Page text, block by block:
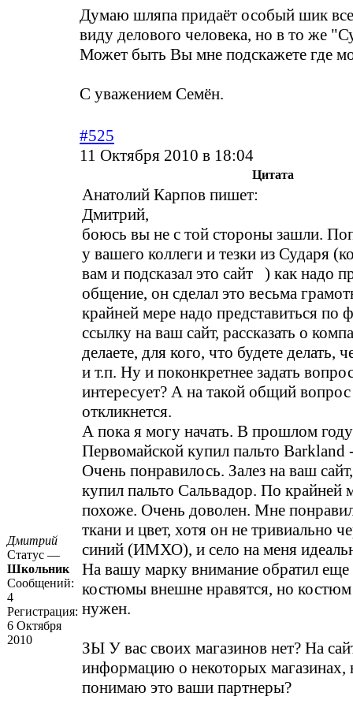
Думаю шляпа придаёт особый шик
виду делового человека, но в то же
Может быть Вы мне подскажете где
С уважением Семён.
Дмитрий
Статус —
Школьник
Сообщений:
4
Регистрация:
6 Октября
2010
#525
11 Октября 2010 в 18:04
Цитата
Анатолий Карпов пишет:
Дмитрий,
боюсь вы не с той стороны зашли.
у вашего коллеги и тезки из Сударя
вам и подсказал это сайт ) как надо
общение, он сделал это весьма
крайней мере надо представиться по
ссылку на ваш сайт, рассказать о
делаете, для кого, что будете делать,
и т.п. Ну и поконкретнее задать
интересует? А на такой общий
откликнется.
А пока я могу начать. В прошлом
Первомайской купил пальто Barkland
Очень понравилось. Залез на ваш
купил пальто Сальвадор. По крайней
похоже. Очень доволен. Мне
ткани и цвет, хотя он не тривиально
синий (ИМХО), и село на меня
На вашу марку внимание обратил
костюмы внешне нравятся, но
нужен.
ЗЫ У вас своих магазинов нет? На
информацию о некоторых магазинах,
понимаю это ваши партнеры?